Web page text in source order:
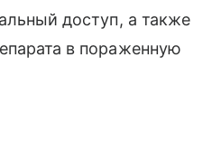
доступ, а также
в пораженную